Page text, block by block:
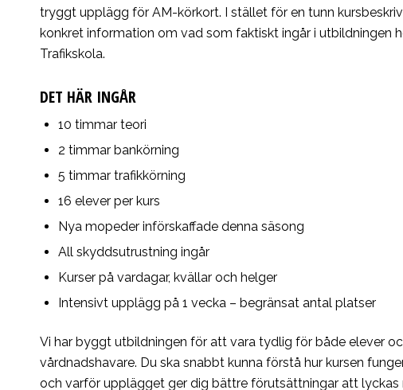
tryggt upplägg för AM-körkort. I stället för en tunn
konkret information om vad som faktiskt ingår i utbildningen
Trafikskola.
DET HÄR INGÅR
10 timmar teori
2 timmar bankörning
5 timmar trafikkörning
16 elever per kurs
Nya mopeder införskaffade denna säsong
All skyddsutrustning ingår
Kurser på vardagar, kvällar och helger
Intensivt upplägg på 1 vecka – begränsat antal platser
Vi har byggt utbildningen för att vara tydlig för både elever
vårdnadshavare. Du ska snabbt kunna förstå hur kursen
och varför upplägget ger dig bättre förutsättningar att